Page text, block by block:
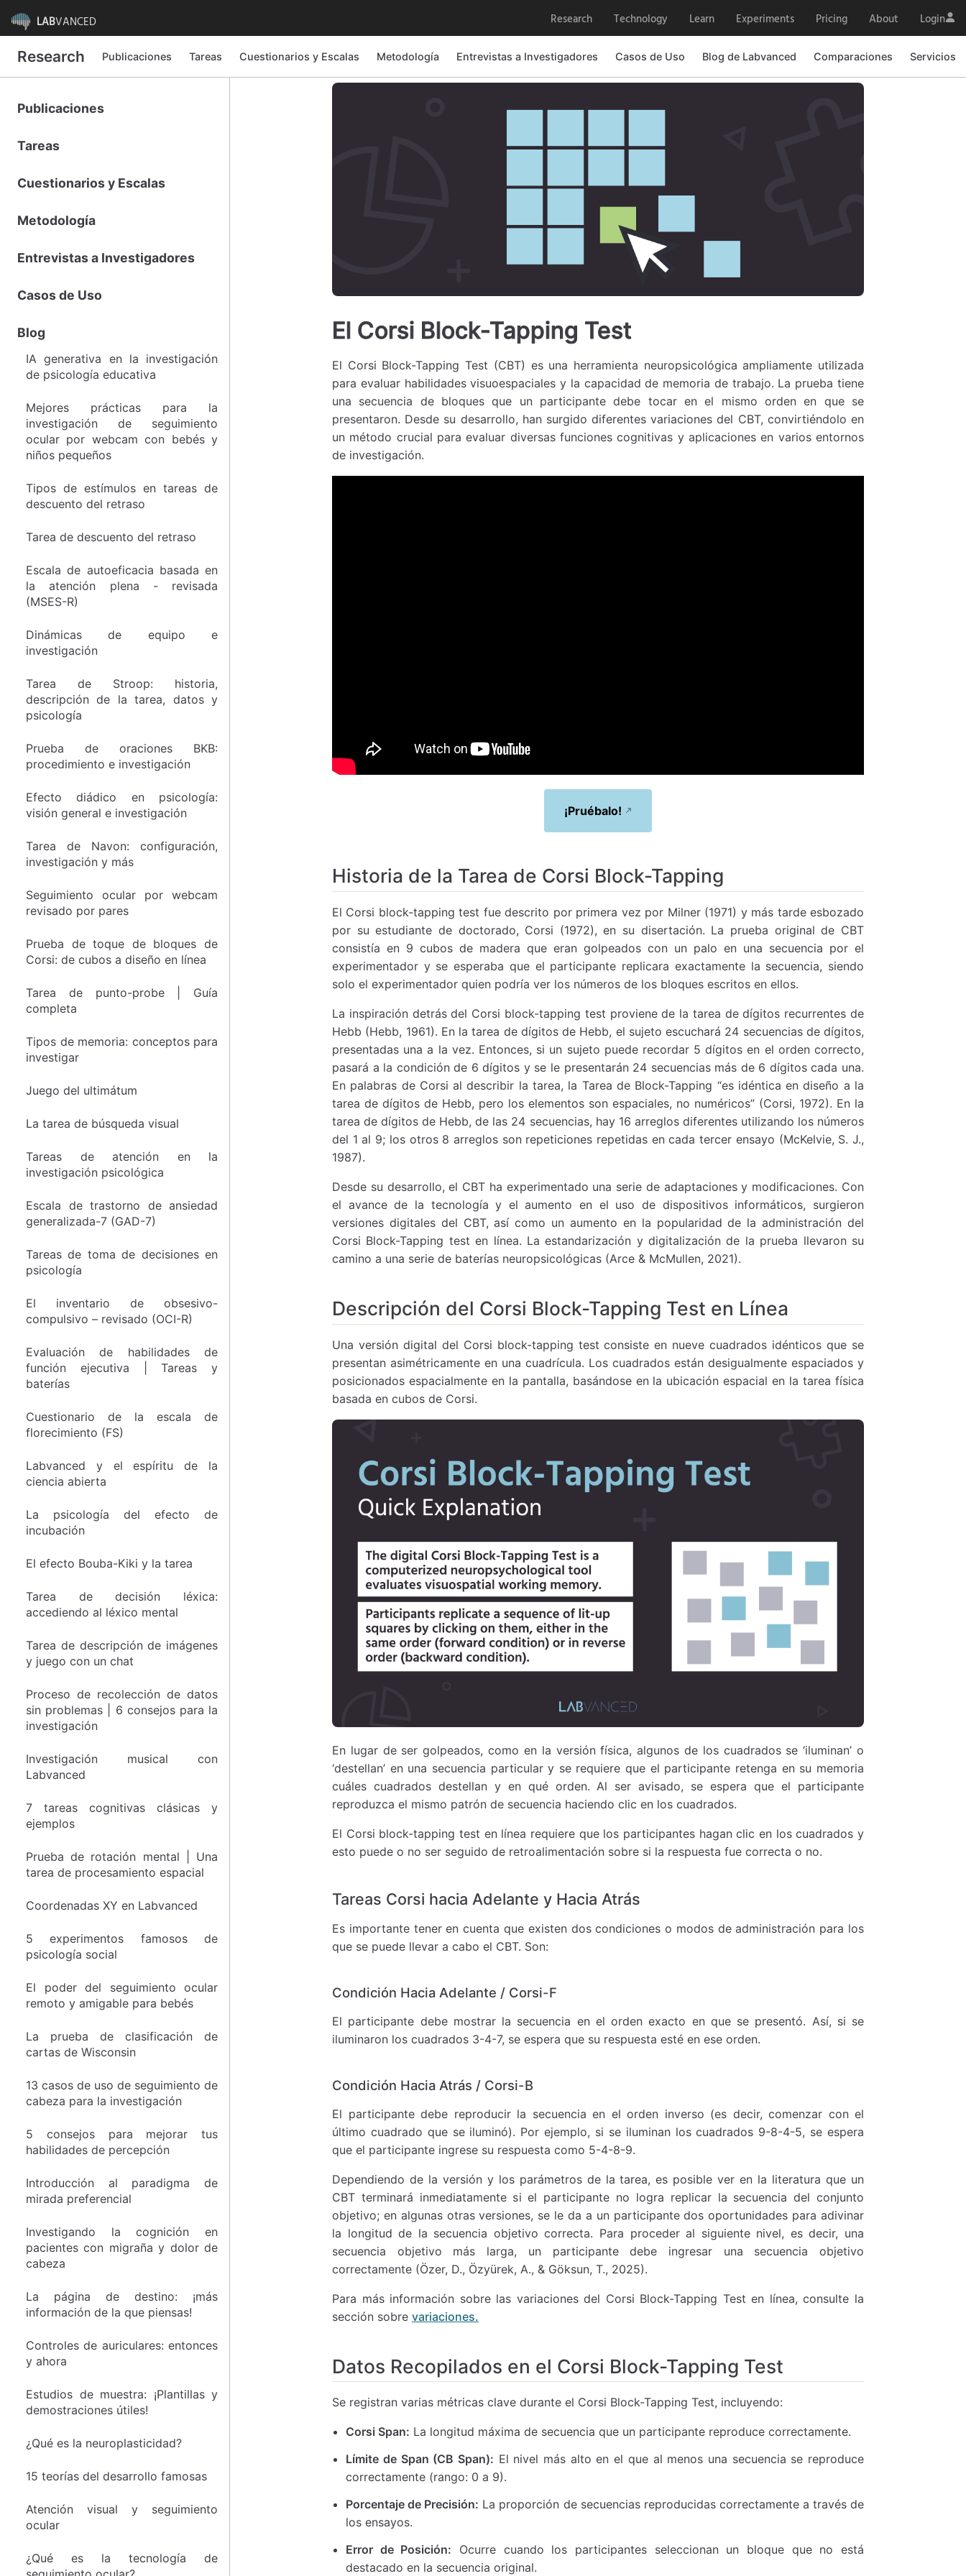
LABVANCED Research Technology Learn Experiments Pricing About Login
Research Publicaciones Tareas Cuestionarios y Escalas Metodología Entrevistas a Investigadores Casos de Uso Blog de Labvanced Comparaciones Servicios
Publicaciones
Tareas
Cuestionarios y Escalas
Metodología
Entrevistas a Investigadores
Casos de Uso
Blog
IA generativa en la investigación
de psicología educativa
Mejores prácticas para la
investigación de seguimiento
ocular por webcam con bebés y
niños pequeños
Tipos de estímulos en tareas de
descuento del retraso
Tarea de descuento del retraso
Escala de autoeficacia basada en
la atención plena - revisada
(MSES-R)
Dinámicas de equipo e
investigación
Tarea de Stroop: historia,
descripción de la tarea, datos y
psicología
Prueba de oraciones BKB:
procedimiento e investigación
Efecto diádico en psicología:
visión general e investigación
Tarea de Navon: configuración,
investigación y más
Seguimiento ocular por webcam
revisado por pares
Prueba de toque de bloques de
Corsi: de cubos a diseño en línea
Tarea de punto-probe | Guía
completa
Tipos de memoria: conceptos para
investigar
Juego del ultimátum
La tarea de búsqueda visual
Tareas de atención en la
investigación psicológica
Escala de trastorno de ansiedad
generalizada-7 (GAD-7)
Tareas de toma de decisiones en
psicología
El inventario de obsesivo-
compulsivo – revisado (OCI-R)
Evaluación de habilidades de
función ejecutiva | Tareas y
baterías
Cuestionario de la escala de
florecimiento (FS)
Labvanced y el espíritu de la
ciencia abierta
La psicología del efecto de
incubación
El efecto Bouba-Kiki y la tarea
Tarea de decisión léxica:
accediendo al léxico mental
Tarea de descripción de imágenes
y juego con un chat
Proceso de recolección de datos
sin problemas | 6 consejos para la
investigación
Investigación musical con
Labvanced
7 tareas cognitivas clásicas y
ejemplos
Prueba de rotación mental | Una
tarea de procesamiento espacial
Coordenadas XY en Labvanced
5 experimentos famosos de
psicología social
El poder del seguimiento ocular
remoto y amigable para bebés
La prueba de clasificación de
cartas de Wisconsin
13 casos de uso de seguimiento de
cabeza para la investigación
5 consejos para mejorar tus
habilidades de percepción
Introducción al paradigma de
mirada preferencial
Investigando la cognición en
pacientes con migraña y dolor de
cabeza
La página de destino: ¡más
información de la que piensas!
Controles de auriculares: entonces
y ahora
Estudios de muestra: ¡Plantillas y
demostraciones útiles!
¿Qué es la neuroplasticidad?
15 teorías del desarrollo famosas
Atención visual y seguimiento
ocular
¿Qué es la tecnología de
El Corsi Block-Tapping Test
El Corsi Block-Tapping Test (CBT) es una herramienta neuropsicológica ampliamente utilizada
para evaluar habilidades visuoespaciales y la capacidad de memoria de trabajo. La prueba tiene
una secuencia de bloques que un participante debe tocar en el mismo orden en que se
presentaron. Desde su desarrollo, han surgido diferentes variaciones del CBT, convirtiéndolo en
un método crucial para evaluar diversas funciones cognitivas y aplicaciones en varios entornos
de investigación.
¡Pruébalo!
Historia de la Tarea de Corsi Block-Tapping
El Corsi block-tapping test fue descrito por primera vez por Milner (1971) y más tarde esbozado
por su estudiante de doctorado, Corsi (1972), en su disertación. La prueba original de CBT
consistía en 9 cubos de madera que eran golpeados con un palo en una secuencia por el
experimentador y se esperaba que el participante replicara exactamente la secuencia, siendo
solo el experimentador quien podría ver los números de los bloques escritos en ellos.
La inspiración detrás del Corsi block-tapping test proviene de la tarea de dígitos recurrentes de
Hebb (Hebb, 1961). En la tarea de dígitos de Hebb, el sujeto escuchará 24 secuencias de dígitos,
presentadas una a la vez. Entonces, si un sujeto puede recordar 5 dígitos en el orden correcto,
pasará a la condición de 6 dígitos y se le presentarán 24 secuencias más de 6 dígitos cada una.
En palabras de Corsi al describir la tarea, la Tarea de Block-Tapping “es idéntica en diseño a la
tarea de dígitos de Hebb, pero los elementos son espaciales, no numéricos” (Corsi, 1972). En la
tarea de dígitos de Hebb, de las 24 secuencias, hay 16 arreglos diferentes utilizando los números
del 1 al 9; los otros 8 arreglos son repeticiones repetidas en cada tercer ensayo (McKelvie, S. J.,
1987).
Desde su desarrollo, el CBT ha experimentado una serie de adaptaciones y modificaciones. Con
el avance de la tecnología y el aumento en el uso de dispositivos informáticos, surgieron
versiones digitales del CBT, así como un aumento en la popularidad de la administración del
Corsi Block-Tapping test en línea. La estandarización y digitalización de la prueba llevaron su
camino a una serie de baterías neuropsicológicas (Arce & McMullen, 2021).
Descripción del Corsi Block-Tapping Test en Línea
Una versión digital del Corsi block-tapping test consiste en nueve cuadrados idénticos que se
presentan asimétricamente en una cuadrícula. Los cuadrados están desigualmente espaciados y
posicionados espacialmente en la pantalla, basándose en la ubicación espacial en la tarea física
basada en cubos de Corsi.
En lugar de ser golpeados, como en la versión física, algunos de los cuadrados se ‘iluminan’ o
‘destellan’ en una secuencia particular y se requiere que el participante retenga en su memoria
cuáles cuadrados destellan y en qué orden. Al ser avisado, se espera que el participante
reproduzca el mismo patrón de secuencia haciendo clic en los cuadrados.
El Corsi block-tapping test en línea requiere que los participantes hagan clic en los cuadrados y
esto puede o no ser seguido de retroalimentación sobre si la respuesta fue correcta o no.
Tareas Corsi hacia Adelante y Hacia Atrás
Es importante tener en cuenta que existen dos condiciones o modos de administración para los
que se puede llevar a cabo el CBT. Son:
Condición Hacia Adelante / Corsi-F
El participante debe mostrar la secuencia en el orden exacto en que se presentó. Así, si se
iluminaron los cuadrados 3-4-7, se espera que su respuesta esté en ese orden.
Condición Hacia Atrás / Corsi-B
El participante debe reproducir la secuencia en el orden inverso (es decir, comenzar con el
último cuadrado que se iluminó). Por ejemplo, si se iluminan los cuadrados 9-8-4-5, se espera
que el participante ingrese su respuesta como 5-4-8-9.
Dependiendo de la versión y los parámetros de la tarea, es posible ver en la literatura que un
CBT terminará inmediatamente si el participante no logra replicar la secuencia del conjunto
objetivo; en algunas otras versiones, se le da a un participante dos oportunidades para adivinar
la longitud de la secuencia objetivo correcta. Para proceder al siguiente nivel, es decir, una
secuencia objetivo más larga, un participante debe ingresar una secuencia objetivo
correctamente (Özer, D., Özyürek, A., & Göksun, T., 2025).
Para más información sobre las variaciones del Corsi Block-Tapping Test en línea, consulte la
sección sobre variaciones.
Datos Recopilados en el Corsi Block-Tapping Test
Se registran varias métricas clave durante el Corsi Block-Tapping Test, incluyendo:
Corsi Span: La longitud máxima de secuencia que un participante reproduce correctamente.
Límite de Span (CB Span): El nivel más alto en el que al menos una secuencia se reproduce
correctamente (rango: 0 a 9).
Porcentaje de Precisión: La proporción de secuencias reproducidas correctamente a través de
los ensayos.
Error de Posición: Ocurre cuando los participantes seleccionan un bloque que no está
destacado en la secuencia original.